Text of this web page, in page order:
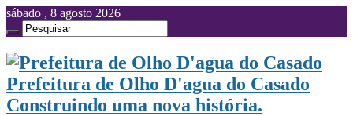
sábado , 8 agosto 2026
Prefeitura de Olho D'agua do Casado
Construindo uma nova história.